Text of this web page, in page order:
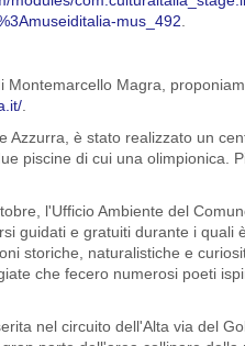
mus_492
Magra,
Azzurra, è stato realizzato un
piscine di cui una olimpionica.
l'Ufficio Ambiente del
guidati e gratuiti durante i quali
storiche, naturalistiche e
che fecero numerosi poeti
nel circuito dell'Alta via del